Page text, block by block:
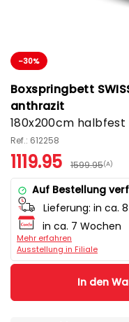
-30%
Boxspringbett SWISS
anthrazit
180x200cm halbfest
Ref.: 612258
1119.95 1599.95(A)
Auf Bestellung
Lieferung: in ca.
in ca. 7 Wochen
Mehr erfahren
Ausstellung in Filiale
In den